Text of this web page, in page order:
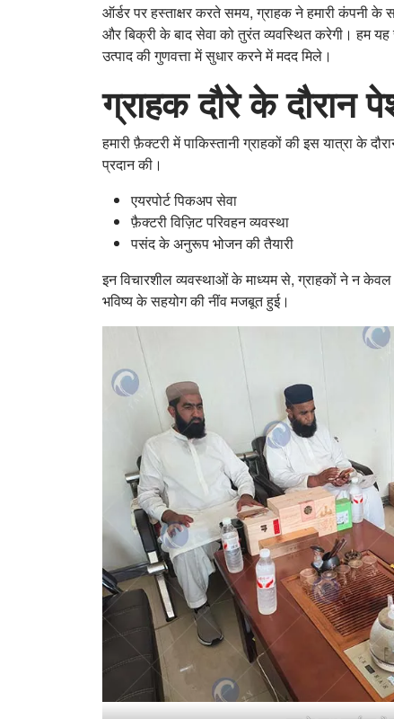
ऑर्डर पर हस्ताक्षर करते समय, ग्राहक ने हमारी कंपनी के
और बिक्री के बाद सेवा को तुरंत व्यवस्थित करेगी। हम
उत्पाद की गुणवत्ता में सुधार करने में मदद मिले।
ग्राहक दौरे के दौरान
हमारी फ़ैक्टरी में पाकिस्तानी ग्राहकों की इस यात्रा के
प्रदान की।
एयरपोर्ट पिकअप सेवा
फ़ैक्टरी विज़िट परिवहन व्यवस्था
पसंद के अनुरूप भोजन की तैयारी
इन विचारशील व्यवस्थाओं के माध्यम से, ग्राहकों ने न
भविष्य के सहयोग की नींव मजबूत हुई।